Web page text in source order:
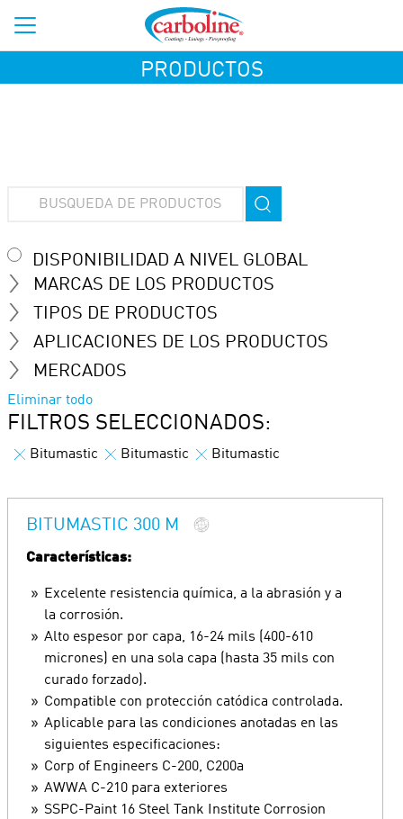
PRODUCTOS
DISPONIBILIDAD A NIVEL GLOBAL
MARCAS DE LOS PRODUCTOS
TIPOS DE PRODUCTOS
APLICACIONES DE LOS PRODUCTOS
MERCADOS
Eliminar todo
FILTROS SELECCIONADOS:
Bitumastic Bitumastic Bitumastic
BITUMASTIC 300 M
Características:
Excelente resistencia química, a la abrasión y a
la corrosión.
Alto espesor por capa, 16-24 mils (400-610
micrones) en una sola capa (hasta 35 mils con
curado forzado).
Compatible con protección catódica controlada.
Aplicable para las condiciones anotadas en las
siguientes especificaciones:
Corp of Engineers C-200, C200a
AWWA C-210 para exteriores
SSPC-Paint 16 Steel Tank Institute Corrosion